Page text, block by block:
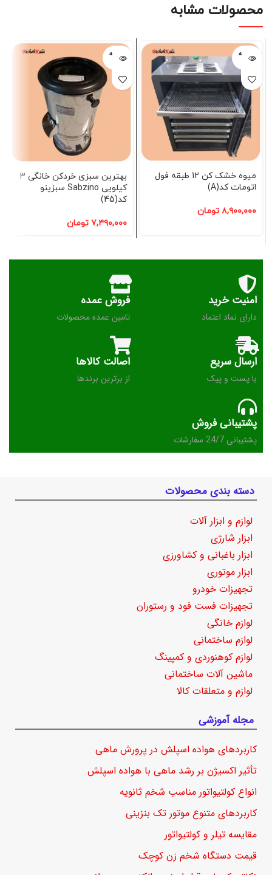
محصولات مشابه
فروخته
شده
میوه خشک کن 12 طبقه فول
اتومات کد(A)
۸,۹۰۰,۰۰۰ تومان
فروخته
شده
بهترین سبزی خردکن خانگی 3
کیلویی Sabzino سبزینو
کد(45)
۷,۴۹۰,۰۰۰ تومان
امنیت خرید
دارای نماد اعتماد
فروش عمده
تامین عمده محصولات
ارسال سریع
با پست و پیک
اصالت کالاها
از برترین برندها
پشتیبانی فروش
پشتیبانی 24/7 سفارشات
دسته بندی محصولات
لوازم و ابزار آلات
ابزار شارژی
ابزار باغبانی و کشاورزی
ابزار موتوری
تجهیزات خودرو
تجهیزات فست فود و رستوران
لوازم خانگی
لوازم ساختمانی
لوازم کوهنوردی و کمپینگ
ماشین آلات ساختمانی
لوازم و متعلقات کالا
مجله آموزشی
کاربردهای هواده اسپلش در پرورش ماهی
تأثیر اکسیژن بر رشد ماهی با هواده اسپلش
انواع کولتیواتور مناسب شخم ثانویه
کاربردهای متنوع موتور تک بنزینی
مقایسه تیلر و کولتیواتور
قیمت دستگاه شخم زن کوچک